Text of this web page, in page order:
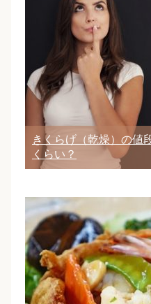
きくらげ（乾燥）の値
くらい？